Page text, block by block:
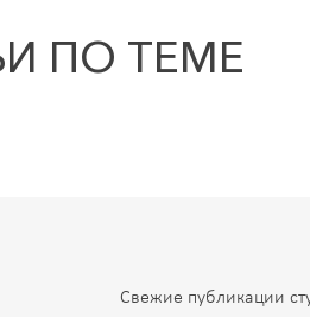
ПО ТЕМЕ
Свежие публикации